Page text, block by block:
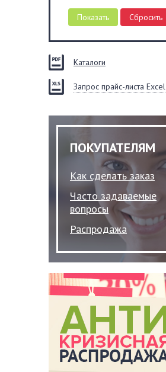
Каталоги
Запрос прайс-листа Excel
ПОКУПАТЕЛЯМ
Как сделать заказ
Часто задаваемые
вопросы
Распродажа